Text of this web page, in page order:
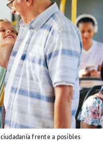
frente a posibles